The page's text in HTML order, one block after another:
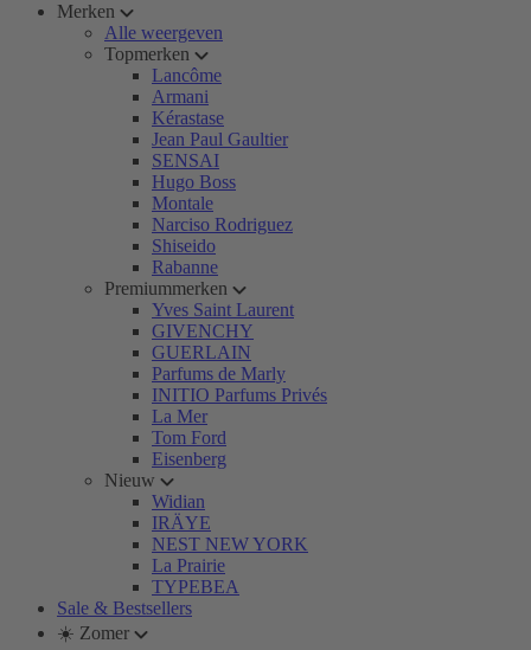
Merken
Alle weergeven
Topmerken
Lancôme
Armani
Kérastase
Jean Paul Gaultier
SENSAI
Hugo Boss
Montale
Narciso Rodriguez
Shiseido
Rabanne
Premiummerken
Yves Saint Laurent
GIVENCHY
GUERLAIN
Parfums de Marly
INITIO Parfums Privés
La Mer
Tom Ford
Eisenberg
Nieuw
Widian
IRÄYE
NEST NEW YORK
La Prairie
TYPEBEA
Sale & Bestsellers
☀️ Zomer